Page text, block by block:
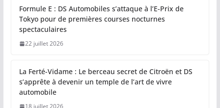
Formule E : DS Automobiles s’attaque à l’E-Prix de
Tokyo pour de premières courses nocturnes
spectaculaires
22 juillet 2026
La Ferté-Vidame : Le berceau secret de Citroën et DS
s’apprête à devenir un temple de l’art de vivre
automobile